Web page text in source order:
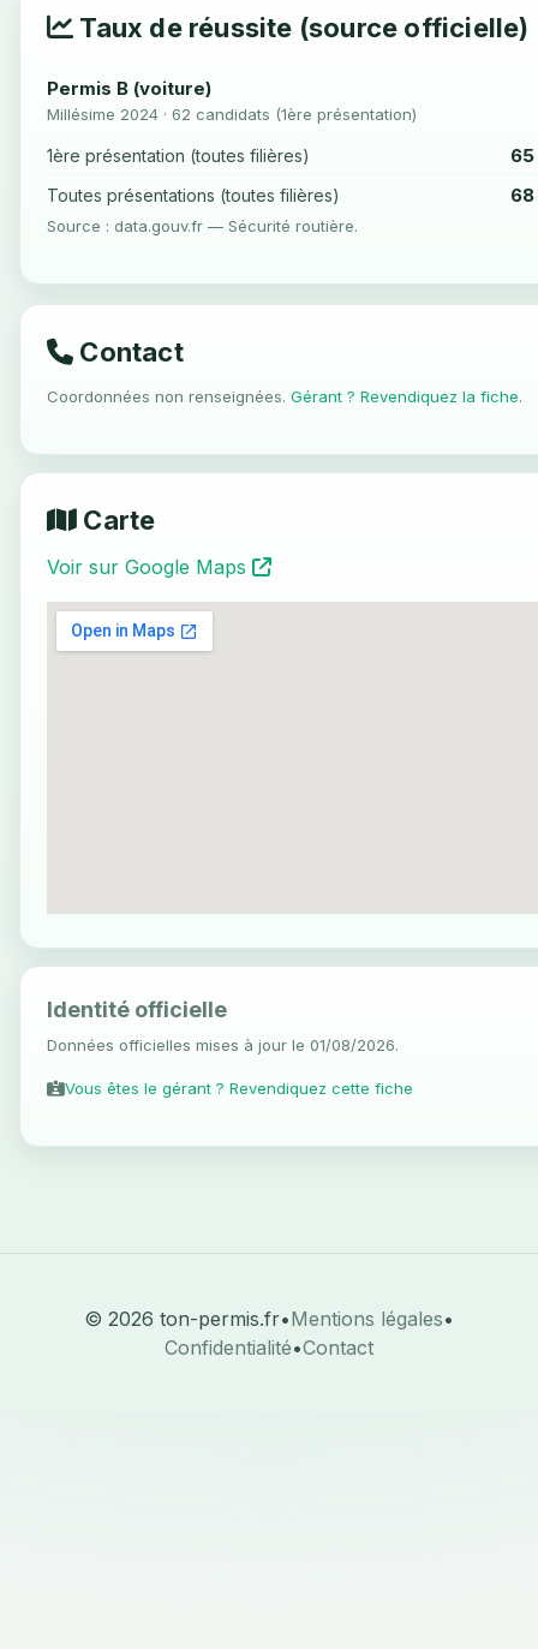
Taux de réussite (source officielle)
Permis B (voiture)
Millésime 2024 · 62 candidats (1ère présentation)
1ère présentation (toutes filières) 65
Toutes présentations (toutes filières) 68
Source : data.gouv.fr — Sécurité routière.
Contact
Coordonnées non renseignées. Gérant ? Revendiquez la fiche.
Carte
Voir sur Google Maps
Identité officielle
Données officielles mises à jour le 01/08/2026.
Vous êtes le gérant ? Revendiquez cette fiche
© 2026 ton-permis.fr•Mentions légales•
Confidentialité•Contact